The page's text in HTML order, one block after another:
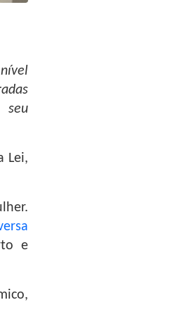
seu
Lei,
e